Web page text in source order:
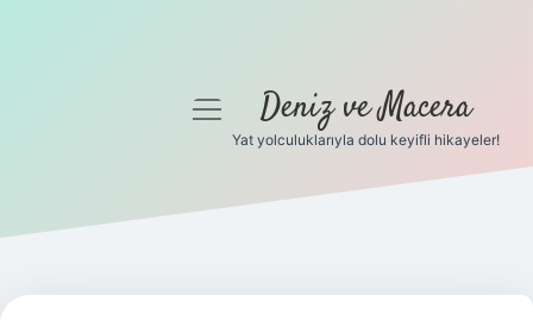
Gizlilik Politikası
Yasal Uyarı
menüyüDeniz ve Macera
Yat yolculuklarıyla dolu keyifli hikayeler!